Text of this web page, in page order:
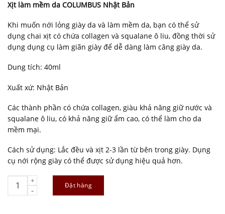
Xịt làm mềm da COLUMBUS Nhật Bản
Khi muốn nới lỏng giày da và làm mềm da, bạn có thể sử
dụng chai xịt có chứa collagen và squalane ô liu, đồng thời sử
dụng dụng cụ làm giãn giày để dễ dàng làm căng giày da.
Dung tích: 40ml
Xuất xứ: Nhật Bản
Các thành phần có chứa collagen, giàu khả năng giữ nước và
squalane ô liu, có khả năng giữ ẩm cao, có thể làm cho da
mềm mại.
Cách sử dụng: Lắc đều và xịt 2-3 lần từ bên trong giày. Dụng
cụ nới rộng giày có thể được sử dụng hiệu quả hơn.
COLUMBUS Leather Stretcher Spray - Xịt làm mềm giày da
Đặt hàng